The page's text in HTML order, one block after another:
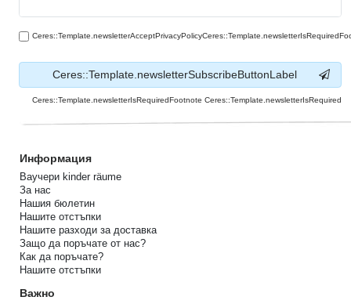
Ceres::Template.newsletterSubscribeButtonLabel
Ceres::Template.newsletterIsRequiredFootnote Ceres::Template.newsletterIsRequired
Информация
Ваучери kinder räume
За нас
Нашия бюлетин
Нашите отстъпки
Нашите разходи за доставка
Защо да поръчате от нас?
Как да поръчате?
Нашите отстъпки
Важно